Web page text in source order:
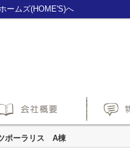
ームズ(HOME'S)へ
ポーラリス A棟